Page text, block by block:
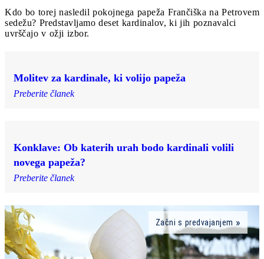
Kdo bo torej nasledil pokojnega papeža Frančiška na Petrovem
sedežu? Predstavljamo deset kardinalov, ki jih poznavalci
uvrščajo v ožji izbor.
Molitev za kardinale, ki volijo papeža
Preberite članek
Konklave: Ob katerih urah bodo kardinali volili
novega papeža?
Preberite članek
Začni s predvajanjem